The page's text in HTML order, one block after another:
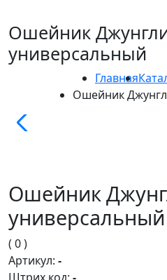
Ошейник
универсальный
Главная
Ошейник
Ошейник
универсальный
( 0 )
Артикул: -